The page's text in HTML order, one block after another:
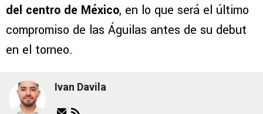
del centro de México, en lo que será el último
compromiso de las Águilas antes de su debut
en el torneo.
Ivan Davila